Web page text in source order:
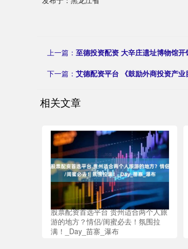
上一篇： 至德投资配资 大辛庄遗址博物馆
下一篇： 艾德配资平台 《鼓励外商投资产
相关文章
股票配资首选平台 贵州适合两个人旅
游的地方？情侣/闺蜜必去！氛围拉
满！_Day_苗寨_瀑布